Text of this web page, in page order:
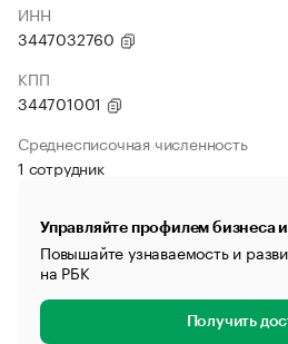
ИНН
3447032760
КПП
344701001
Среднесписочная численность
1 сотрудник
Управляйте профилем бизнеса
Повышайте узнаваемость и
на РБК
Получить